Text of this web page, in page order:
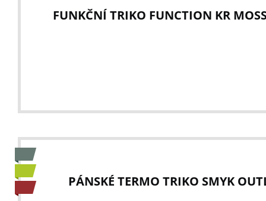
FUNKČNÍ TRIKO FUNCTION KR
PÁNSKÉ TERMO TRIKO SMYK